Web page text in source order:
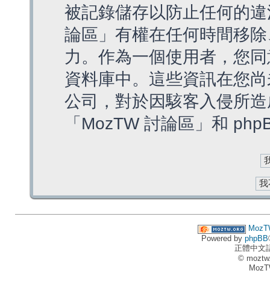
被記錄儲存以防止任何的
論區」有權在任何時間移
力。作為一個使用者，您
資料庫中。這些資訊在您
公司，對於因駭客入侵所
「MozTW 討論區」和
Powered by phpBB
正體中文
©